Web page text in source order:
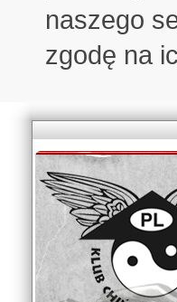
naszego
zgodę na